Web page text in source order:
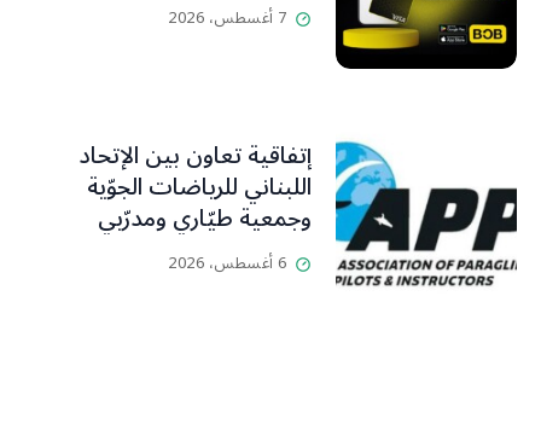
7 أغسطس، 2026
إتفاقية تعاون بين الإتحاد
اللبناني للرياضات الجوّية
وجمعية طيّاري ومدرّبي
الطيران الشراعي
6 أغسطس، 2026